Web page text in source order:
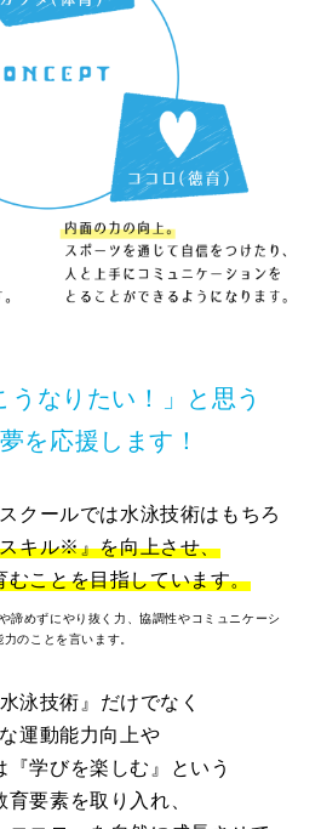
うなりたい！」と思う
を応援します！
クールでは水泳技術はもちろ
キル※』を向上させ、
むことを目指しています。
諦めずにやり抜く力、協調性やコミュニケーシ
力のことを言います。
泳技術』だけでなく
運動能力向上や
『学びを楽しむ』という
要素を取り入れ、